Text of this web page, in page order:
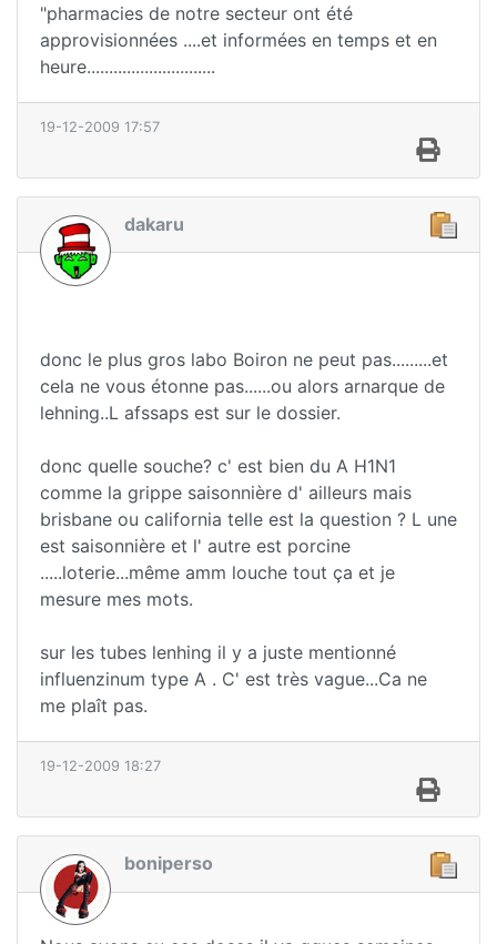
"pharmacies de notre secteur ont été
approvisionnées ....et informées en temps et en
heure.............................
19-12-2009 17:57
dakaru
donc le plus gros labo Boiron ne peut pas.........et
cela ne vous étonne pas......ou alors arnarque de
lehning..L afssaps est sur le dossier.
donc quelle souche? c' est bien du A H1N1
comme la grippe saisonnière d' ailleurs mais
brisbane ou california telle est la question ? L une
est saisonnière et l' autre est porcine
.....loterie...même amm louche tout ça et je
mesure mes mots.
sur les tubes lenhing il y a juste mentionné
influenzinum type A . C' est très vague...Ca ne
me plaît pas.
19-12-2009 18:27
boniperso